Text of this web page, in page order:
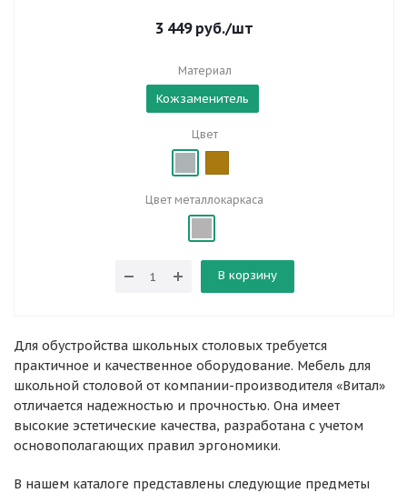
3 449руб./шт
Материал
Кожзаменитель
Цвет
Цвет металлокаркаса
В корзину
Для обустройства школьных столовых требуется
практичное и качественное оборудование. Мебель для
школьной столовой от компании-производителя «Витал»
отличается надежностью и прочностью. Она имеет
высокие эстетические качества, разработана с учетом
основополагающих правил эргономики.
В нашем каталоге представлены следующие предметы